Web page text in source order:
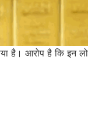
है। आरोप है कि इन